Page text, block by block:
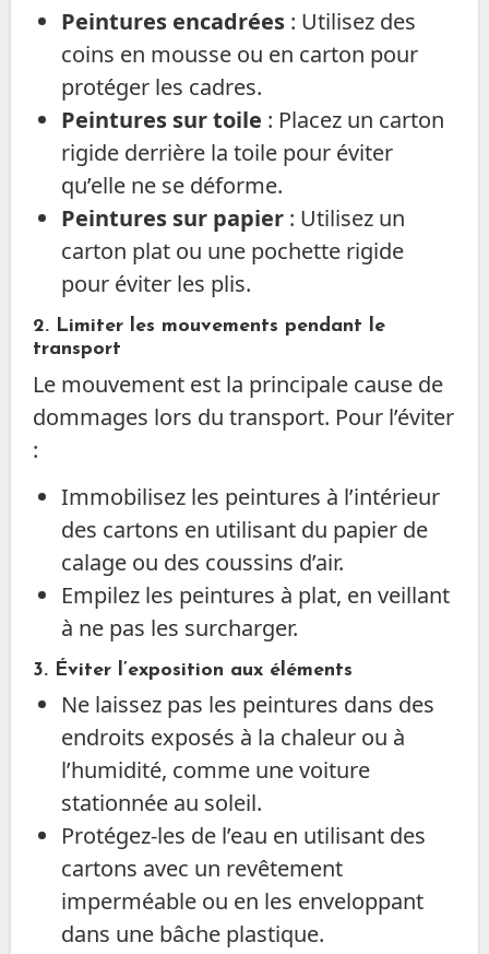
Peintures encadrées: Utilisez des
coins en mousse ou en carton pour
protéger les cadres.
Peintures sur toile : Placez un carton
rigide derrière la toile pour éviter
qu’elle ne se déforme.
Peintures sur papier: Utilisez un
carton plat ou une pochette rigide
pour éviter les plis.
2. Limiter les mouvements pendant le
transport
Le mouvement est la principale cause de
dommages lors du transport. Pour l’éviter
:
Immobilisez les peintures à l’intérieur
des cartons en utilisant du papier de
calage ou des coussins d’air.
Empilez les peintures à plat, en veillant
à ne pas les surcharger.
3. Éviter l’exposition aux éléments
Ne laissez pas les peintures dans des
endroits exposés à la chaleur ou à
l’humidité, comme une voiture
stationnée au soleil.
Protégez-les de l’eau en utilisant des
cartons avec un revêtement
imperméable ou en les enveloppant
dans une bâche plastique.